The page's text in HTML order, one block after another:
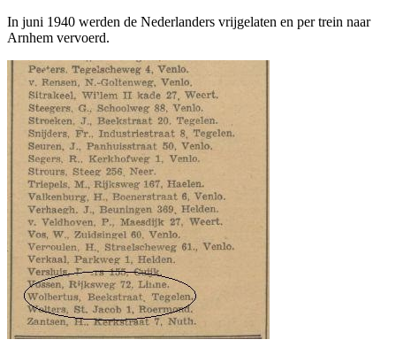
In juni 1940 werden de Nederlanders vrijgelaten en per trein naar
Arnhem vervoerd.